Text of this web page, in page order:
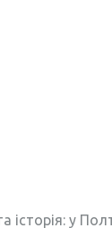
історія: у